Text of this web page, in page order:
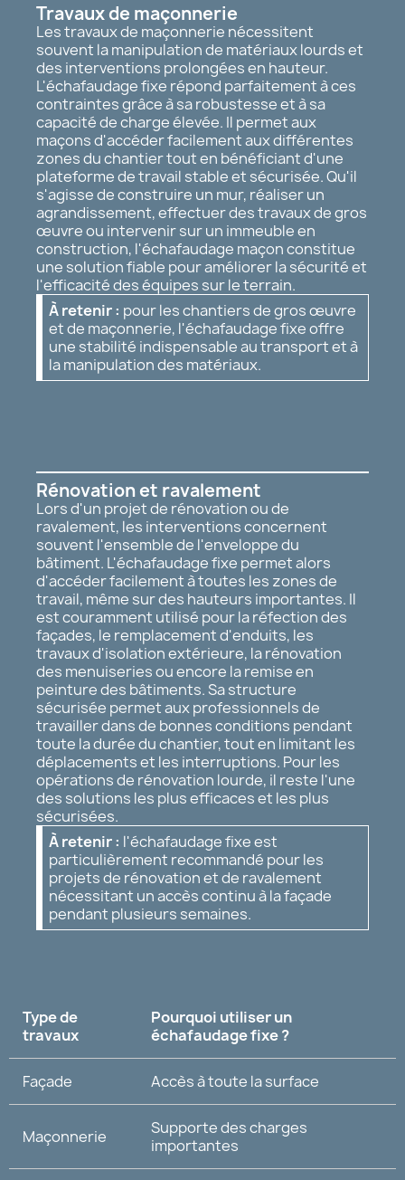
Travaux de maçonnerie
Les travaux de maçonnerie nécessitent
souvent la manipulation de matériaux lourds et
des interventions prolongées en hauteur.
L'échafaudage fixe répond parfaitement à ces
contraintes grâce à sa robustesse et à sa
capacité de charge élevée. Il permet aux
maçons d'accéder facilement aux différentes
zones du chantier tout en bénéficiant d'une
plateforme de travail stable et sécurisée. Qu'il
s'agisse de construire un mur, réaliser un
agrandissement, effectuer des travaux de gros
œuvre ou intervenir sur un immeuble en
construction, l'échafaudage maçon constitue
une solution fiable pour améliorer la sécurité et
l'efficacité des équipes sur le terrain.
À retenir : pour les chantiers de gros œuvre
et de maçonnerie, l'échafaudage fixe offre
une stabilité indispensable au transport et à
la manipulation des matériaux.
Rénovation et ravalement
Lors d'un projet de rénovation ou de
ravalement, les interventions concernent
souvent l'ensemble de l'enveloppe du
bâtiment. L'échafaudage fixe permet alors
d'accéder facilement à toutes les zones de
travail, même sur des hauteurs importantes. Il
est couramment utilisé pour la réfection des
façades, le remplacement d'enduits, les
travaux d'isolation extérieure, la rénovation
des menuiseries ou encore la remise en
peinture des bâtiments. Sa structure
sécurisée permet aux professionnels de
travailler dans de bonnes conditions pendant
toute la durée du chantier, tout en limitant les
déplacements et les interruptions. Pour les
opérations de rénovation lourde, il reste l'une
des solutions les plus efficaces et les plus
sécurisées.
À retenir : l'échafaudage fixe est
particulièrement recommandé pour les
projets de rénovation et de ravalement
nécessitant un accès continu à la façade
pendant plusieurs semaines.
Type de
travaux
Pourquoi utiliser un
échafaudage fixe ?
Façade Accès à toute la surface
Maçonnerie
Supporte des charges
importantes